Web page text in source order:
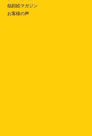
似顔絵マガジン
お客様の声